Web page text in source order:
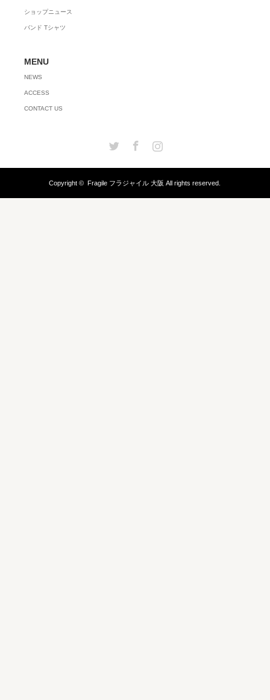
ショップニュース
バンド Tシャツ
MENU
NEWS
ACCESS
CONTACT US
Twitter Facebook
Copyright ©Fragile フラジャイル 大阪 All rights reserved.